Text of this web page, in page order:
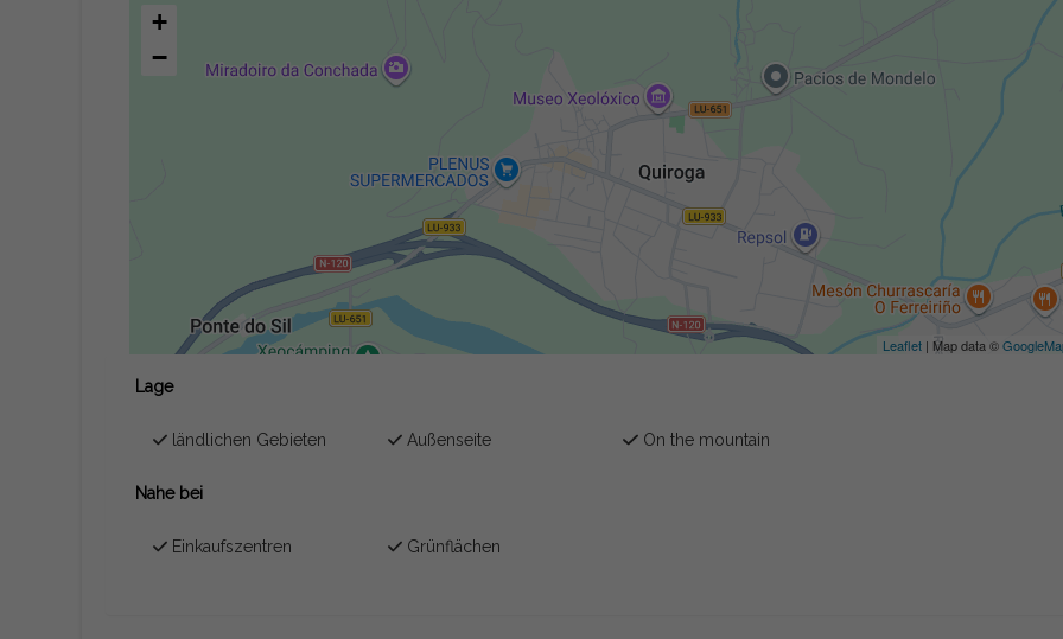
+
−
Leaflet | Map data ©
Lage
ländlichen Gebieten Außenseite On the mountain
Nahe bei
Einkaufszentren Grünflächen